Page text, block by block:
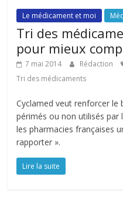
Le médicament et moi
Tri des
pour mieux
7 mai 2014 Rédaction
Tri des médicaments
Cyclamed veut renforcer le
périmés ou non utilisés
les pharmacies françaises
rapporter ».
Lire la suite